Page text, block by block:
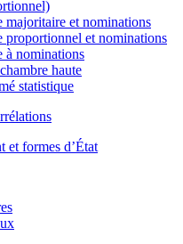
majoritaire et nominations
proportionnel et nominations
à nominations
haute
statistique
et formes d’État